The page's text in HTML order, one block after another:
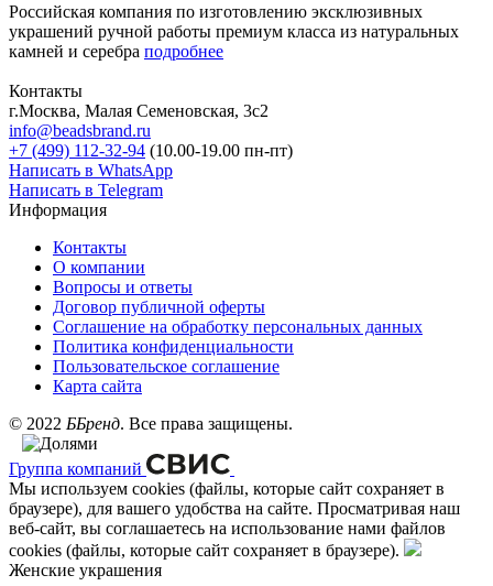
Российская компания по изготовлению эксклюзивных
украшений ручной работы премиум класса из натуральных
камней и серебра подробнее
Контакты
г.Москва, Малая Семеновская, 3с2
info@beadsbrand.ru
+7 (499) 112-32-94 (10.00-19.00 пн-пт)
Написать в WhatsApp
Написать в Telegram
Информация
Контакты
О компании
Вопросы и ответы
Договор публичной оферты
Соглашение на обработку персональных данных
Политика конфиденциальности
Пользовательское соглашение
Карта сайта
© 2022 ББренд. Все права защищены.
Группа компаний
Мы используем cookies (файлы, которые сайт сохраняет в
браузере), для вашего удобства на сайте. Просматривая наш
веб-сайт, вы соглашаетесь на использование нами файлов
cookies (файлы, которые сайт сохраняет в браузере).
Женские украшения